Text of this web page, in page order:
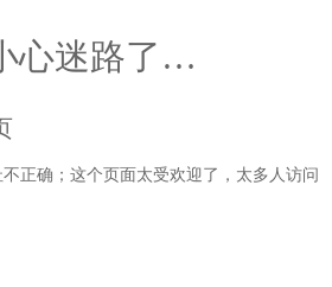
心迷路了…
正确； 这个页面太受欢迎了，太多人访问